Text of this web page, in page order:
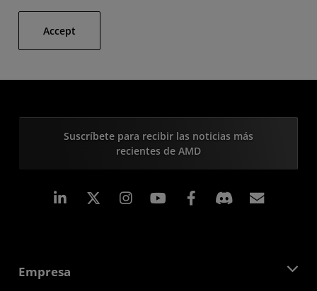
Accept
Suscríbete para recibir las noticias más
recientes de AMD
LinkedIn Instagram Facebook
Empresa